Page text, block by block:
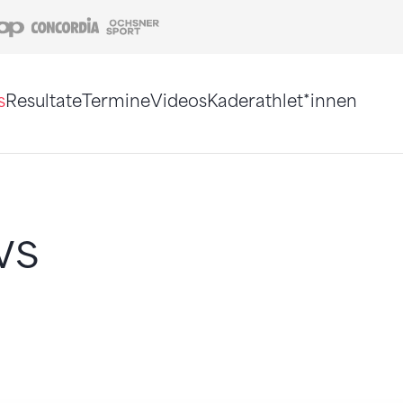
Coop Concordia
ResultateTermineVideosKaderathlet*innen